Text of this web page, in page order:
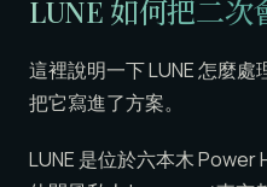
LUNE 如何把二次
這裡說明一下 LUNE 怎麼
把它寫進了方案。
LUNE 是位於六本木